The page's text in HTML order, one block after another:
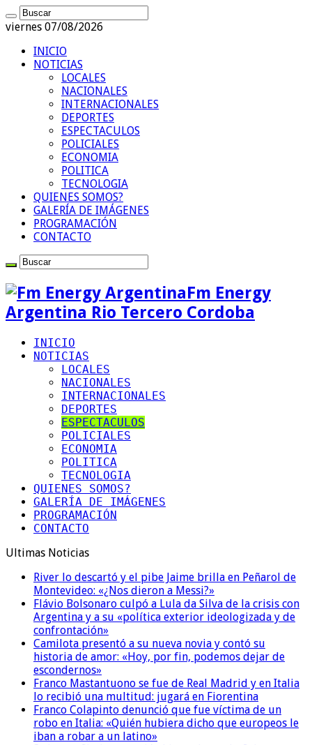
viernes 07/08/2026
INICIO
NOTICIAS
LOCALES
NACIONALES
INTERNACIONALES
DEPORTES
ESPECTACULOS
POLICIALES
ECONOMIA
POLITICA
TECNOLOGIA
QUIENES SOMOS?
GALERÍA DE IMÁGENES
PROGRAMACIÓN
CONTACTO
Fm Energy
Argentina Rio Tercero Cordoba
INICIO
NOTICIAS
LOCALES
NACIONALES
INTERNACIONALES
DEPORTES
ESPECTACULOS
POLICIALES
ECONOMIA
POLITICA
TECNOLOGIA
QUIENES SOMOS?
GALERÍA DE IMÁGENES
PROGRAMACIÓN
CONTACTO
Ultimas Noticias
River lo descartó y el pibe Jaime brilla en Peñarol de
Montevideo: «¿Nos dieron a Messi?»
Flávio Bolsonaro culpó a Lula da Silva de la crisis con
Argentina y a su «política exterior ideologizada y de
confrontación»
Camilota presentó a su nueva novia y contó su
historia de amor: «Hoy, por fin, podemos dejar de
escondernos»
Franco Mastantuono se fue de Real Madrid y en Italia
lo recibió una multitud: jugará en Fiorentina
Franco Colapinto denunció que fue víctima de un
robo en Italia: «Quién hubiera dicho que europeos le
iban a robar a un latino»